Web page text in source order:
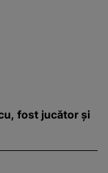
fost jucător și